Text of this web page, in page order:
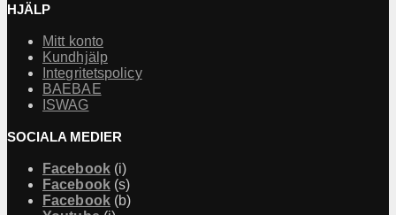
HJÄLP
Mitt konto
Kundhjälp
Integritetspolicy
BAEBAE
ISWAG
SOCIALA MEDIER
Facebook(i)
Facebook(s)
Facebook(b)